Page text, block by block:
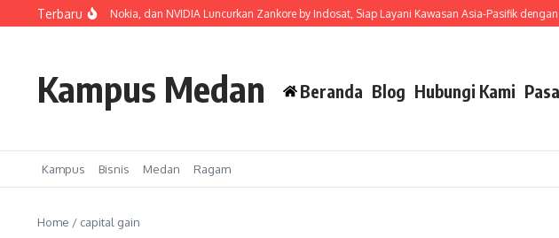
Lewati ke konten
Terbaru
Ooredoo Group, Nokia, dan NVIDIA Luncurkan Zankore by Indosat, Siap Layani Kawasan Asia-Pasifik dengan
Kampus Medan Beranda Blog Hubungi Kami
Kampus Bisnis Medan Ragam
Home / capital gain